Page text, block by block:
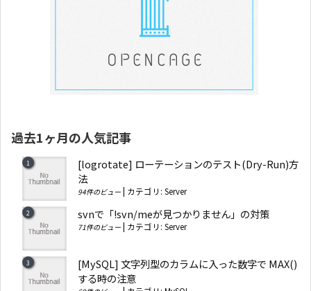
過去1ヶ月の人気記事
[logrotate] ローテーションのテスト(Dry-Run)方
法
94件のビュー カテゴリ: Server
svnで「!svn/meが見つかりません」の対策
71件のビュー カテゴリ: Server
[MySQL] 文字列型のカラムに入った数字で MAX()
する時の注意